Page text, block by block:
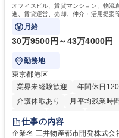
オフィスビル、賃貸マンション、物流
進、賃貸運営、売却、仲介・活用提案
ます。
月給
30万9500円～43万4000円
勤務地
東京都港区
業界未経験歓迎
年間休日
介護休暇あり
月平均残業時
在宅OK
賞与あり
駅近5分以内
土日祝休み
仕事の内容
企業名 三井物産都市開発株式会社 求人名 【営業事務】業務職/三井